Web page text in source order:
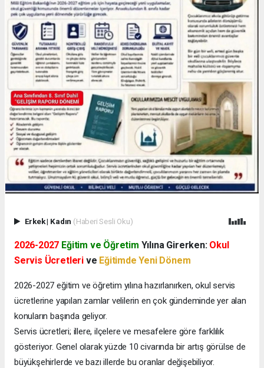
Erkek| Kadın (Haberi Sesli Oku)
2026-2027 Eğitim ve Öğretim Yılına Girerken: Okul
Servis Ücretleri ve Eğitimde Yeni Dönem
2026-2027 eğitim ve öğretim yılına hazırlanırken, okul servis
ücretlerine yapılan zamlar velilerin en çok gündeminde yer alan
konuların başında geliyor.
Servis ücretleri; illere, ilçelere ve mesafelere göre farklılık
gösteriyor. Genel olarak yüzde 10 civarında bir artış görülse de
büyükşehirlerde ve bazı illerde bu oranlar değişebiliyor.